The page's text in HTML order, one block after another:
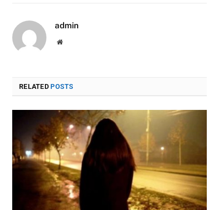
admin
Website
RELATEDPOSTS